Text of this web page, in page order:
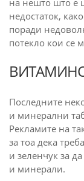
на нешто што е
недостаток,
поради
потекло кои се
Последните
и минерални
Рекламите на
за тоа дека
и зеленчук за
и минерали.